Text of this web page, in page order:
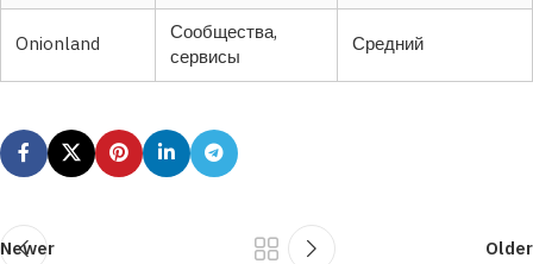
Onionland
Сообщества,
сервисы
Средний
Newer Older